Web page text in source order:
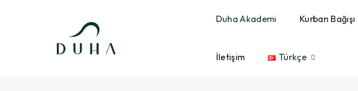
Duha Akademi Kurban Bağışı
İletişim Türkçe